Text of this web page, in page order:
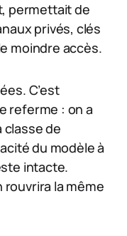
permettait de
privés, clés
moindre accès.
C’est
referme : on a
classe de
du modèle à
intacte.
la même